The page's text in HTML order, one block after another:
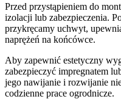
Przed przystąpieniem do
izolacji lub zabezpieczenia.
przykręcamy uchwyt,
naprężeń na końcówce.
Aby zapewnić estetyczny
zabezpieczyć impregnatem
jego nawijanie i rozwijanie
codzienne prace ogrodnicze.